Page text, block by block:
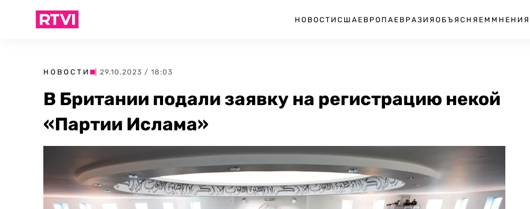
НОВОСТИ США ЕВРОПА ЕВРАЗИЯ ОБЪЯСНЯЕМ МНЕНИЯ
НОВОСТИ | 29.10.2023 / 18:03
В Британии подали заявку на регистрацию некой
«Партии Ислама»